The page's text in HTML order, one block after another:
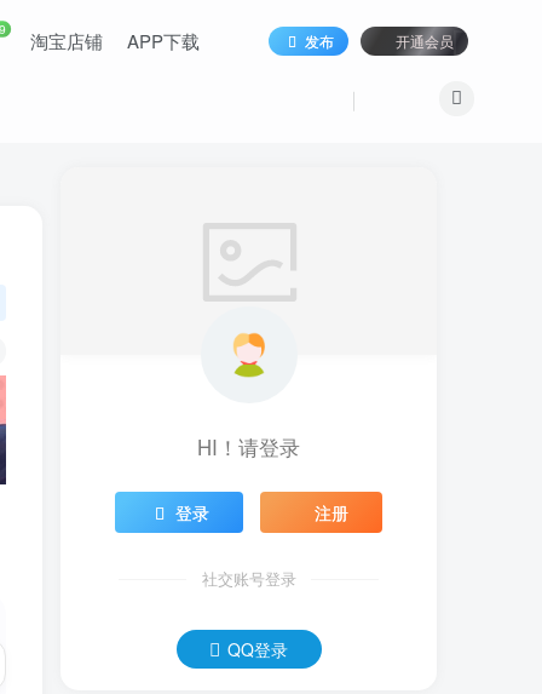
淘宝店铺 APP下载 发布 开通会员
HI！请登录
登录 注册
社交账号登录
QQ登录